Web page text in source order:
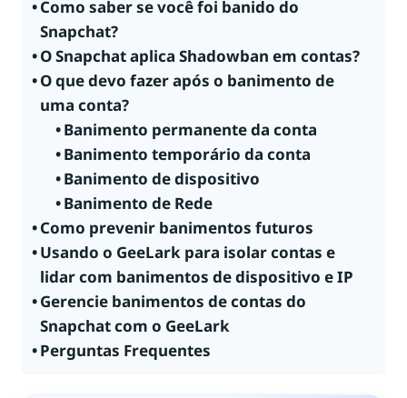
Como saber se você foi banido do
Snapchat?
O Snapchat aplica Shadowban em contas?
O que devo fazer após o banimento de
uma conta?
Banimento permanente da conta
Banimento temporário da conta
Banimento de dispositivo
Banimento de Rede
Como prevenir banimentos futuros
Usando o GeeLark para isolar contas e
lidar com banimentos de dispositivo e IP
Gerencie banimentos de contas do
Snapchat com o GeeLark
Perguntas Frequentes